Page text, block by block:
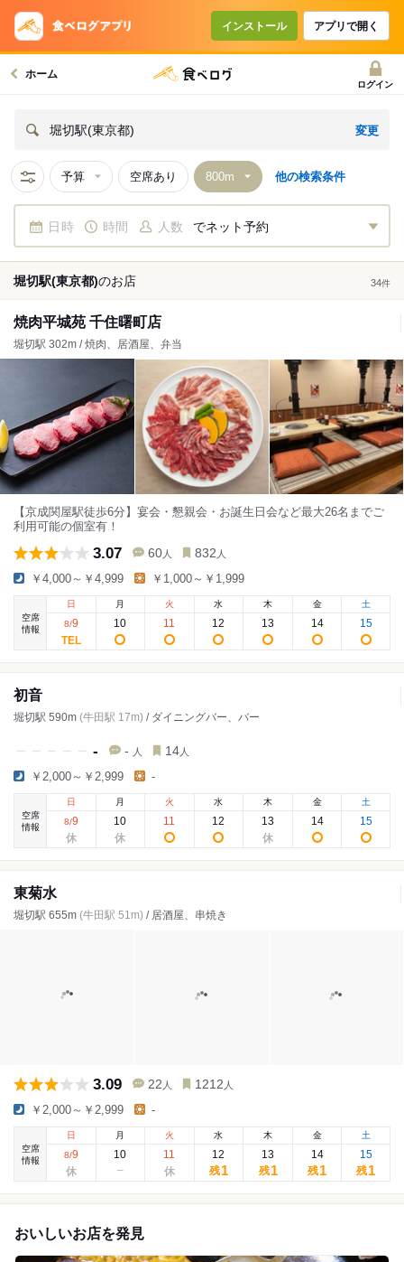
インストール アプリで開く
ホーム
ログイン
堀切駅(東京都) 変更
予算 空席あり 他の検索条件
日時 時間 人数 でネット予約
堀切駅(東京都)のお店 34件
焼肉平城苑 千住曙町店
堀切駅 302m / 焼肉、居酒屋、弁当
【京成関屋駅徒歩6分】宴会・懇親会・お誕生日会など最大26名までご
利用可能の個室有！
3.07 60 人 832 人
￥4,000～￥4,999 ￥1,000～￥1,999
空席
情報
日
8/9
月
10
火
11
水
12
木
13
金
14
土
15
初音
堀切駅 590m (牛田駅 17m) / ダイニングバー、バー
- - 人 14 人
￥2,000～￥2,999 -
空席
情報
日
8/9
月
10
火
11
水
12
木
13
金
14
土
15
東菊水
堀切駅 655m (牛田駅 51m) / 居酒屋、串焼き
3.09 22 人 1212 人
￥2,000～￥2,999 -
空席
情報
日
8/9
月
10
火
11
水
12
残1
木
13
残1
金
14
残1
土
15
残1
おいしいお店を発見